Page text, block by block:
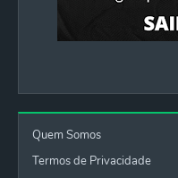
Quem Somos
Termos de Privacidade